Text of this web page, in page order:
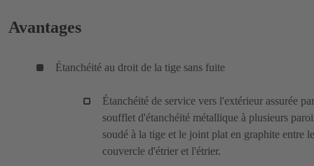
Avantages
Étanchéité au droit de la tige sans fuite
Étanchéité de service vers l'extérieur assurée
soufflet d'étanchéité métallique à plusieurs
soudé à la tige et le joint plat en graphite entre le
couvercle d'étrier et l'étrier.